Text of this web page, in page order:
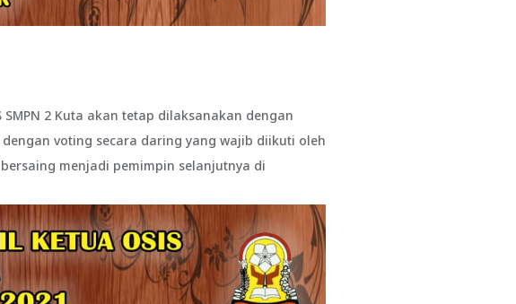
2 Kuta akan tetap dilaksanakan dengan
voting secara daring yang wajib diikuti oleh
menjadi pemimpin selanjutnya di